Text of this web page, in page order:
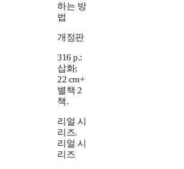
하는 방
법
개정판
316 p.:
삽화;
22 cm+
별책 2
책.
리얼 시
리즈.
리얼 시
리즈